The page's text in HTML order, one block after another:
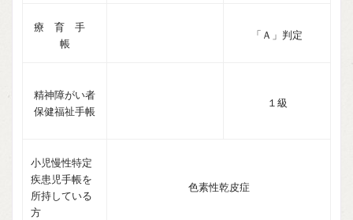
療 育 手
帳
「Ａ」判定
精神障がい者
保健福祉手帳
１級
小児慢性特定
疾患児手帳を
所持している
方
色素性乾皮症